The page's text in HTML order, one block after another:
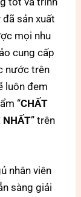
sản xuất
mọi nhu
cung cấp
nước trên
luôn đem
“CHẤT
NHẤT” trên
nhân viên
sàng giải